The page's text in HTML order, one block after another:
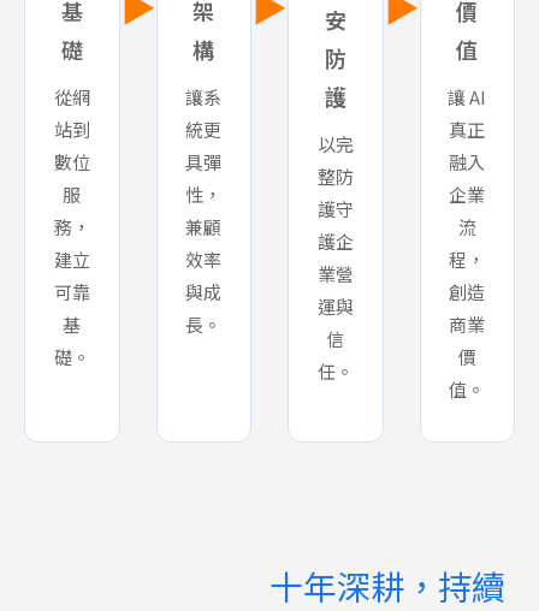
基
礎
從網
站到
數位
服
務，
建立
可靠
基
礎。
架
構
讓系
統更
具彈
性，
兼顧
效率
與成
長。
安
防
護
以完
整防
護守
護企
業營
運與
信
任。
價
值
讓 AI
真正
融入
企業
流
程，
創造
商業
價
值。
十年深耕，持續